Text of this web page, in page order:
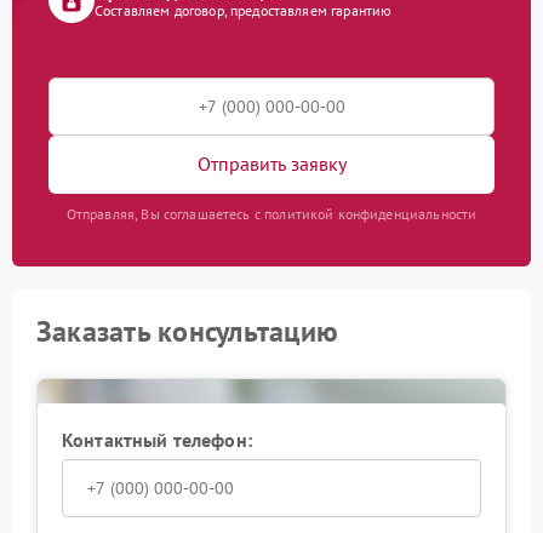
Составляем договор, предоставляем гарантию
Отправить заявку
Отправляя, Вы соглашаетесь с политикой конфиденциальности
Заказать консультацию
Контактный телефон: